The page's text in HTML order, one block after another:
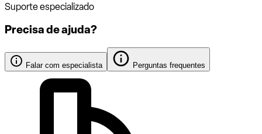
Suporte especializado
Precisa de ajuda?
Falar com especialista Perguntas frequentes